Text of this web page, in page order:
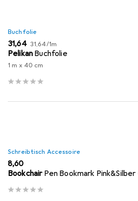
Buchfolie
EUR
31,64 EUR
31,64/1m
Pelikan Buchfolie
1 m x 40 cm
Schreibtisch Accessoire
EUR
8,60
Bookchair Pen Bookmark